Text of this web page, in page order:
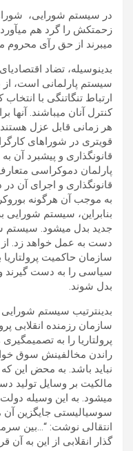
در سیستم شورایی،
زحمتکش را گرد هم
می­برند از حق رآی محروم
بدین­وسیله، تضاد
سیستم پارلمانی است، از
ارتباط تنگاتنگی با
کنترل آنان می­باشند. آنها
هر زمانی قابل عزل
قوی­تری در شوراهای
قانون­گذاری و پیشبرد آن
پارلمان دموکراسی
قانون­گذاری و اجرای آن
به موجب آن هر­گونه
بنابراین، سیستم
جدید بدل می­شود.
دست به عمل خواهد زد. از
سازمان حاکمیت
سیاسی را به دست گیرند
بدل شوند.
بدین­ترتیب سیستم
سازمان رزمنده انقلابی
پرولتاریا را به
راندن مخالفینش سوق
نباید باشد. به محض این
مالکیت بر وسایل تولید
می­شود. به این وسیله
سوسیالیستی جایگزین آن
انتقالی نوشت: “…بین
گذار انقلابی از این به آن